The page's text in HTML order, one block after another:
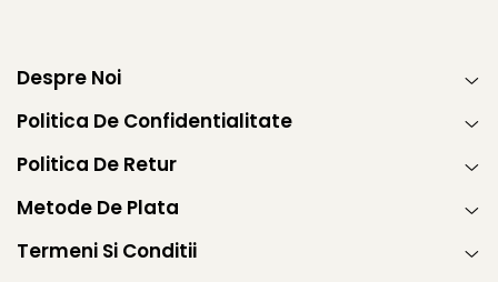
Despre Noi
Politica De Confidentialitate
Politica De Retur
Metode De Plata
Termeni Si Conditii